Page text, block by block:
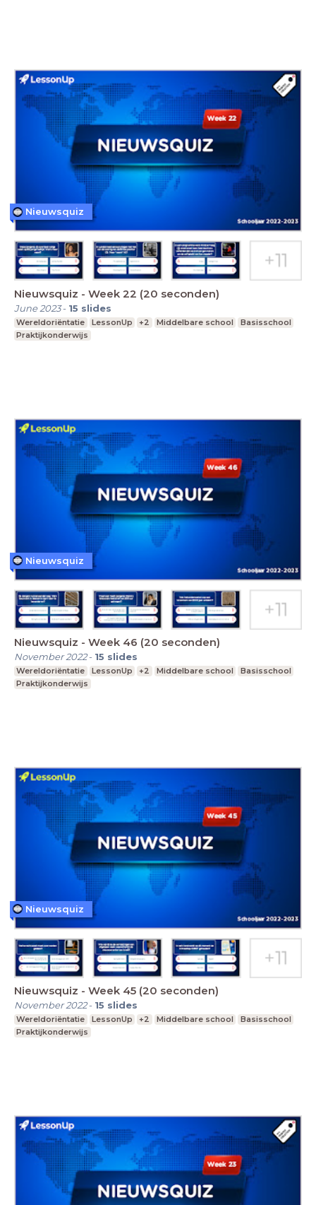
Nieuwsquiz - Week 22 (20 seconden)
June 2023- 15 slides
Wereldoriëntatie LessonUp +2 Middelbare school
Basisschool
Praktijkonderwijs
Nieuwsquiz
Nieuwsquiz - Week 46 (20 seconden)
November 2022- 15 slides
Wereldoriëntatie LessonUp +2 Middelbare school
Basisschool
Praktijkonderwijs
Nieuwsquiz
Nieuwsquiz - Week 45 (20 seconden)
November 2022- 15 slides
Wereldoriëntatie LessonUp +2 Middelbare school
Basisschool
Praktijkonderwijs
Nieuwsquiz